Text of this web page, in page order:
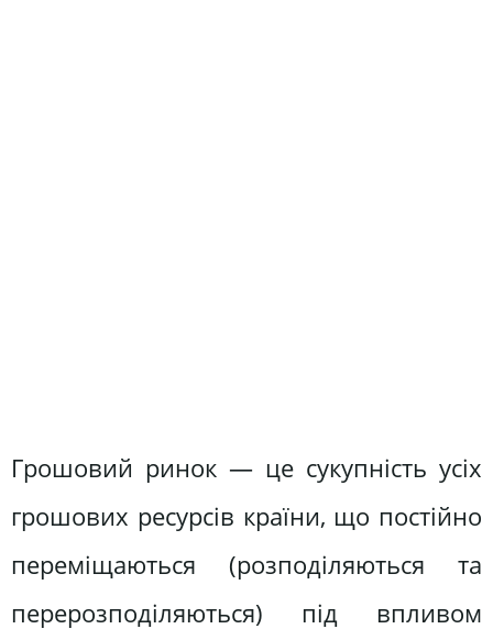
Грошовий ринок — це сукупність усіх
грошових ресурсів країни, що постійно
переміщаються (розподіляються та
перерозподіляються) під впливом